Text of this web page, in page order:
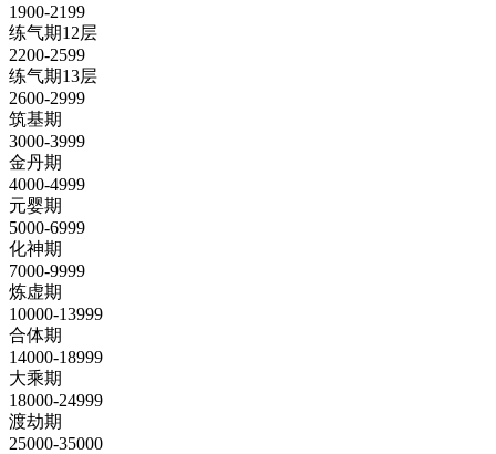
1900-2199
练气期12层
2200-2599
练气期13层
2600-2999
筑基期
3000-3999
金丹期
4000-4999
元婴期
5000-6999
化神期
7000-9999
炼虚期
10000-13999
合体期
14000-18999
大乘期
18000-24999
渡劫期
25000-35000